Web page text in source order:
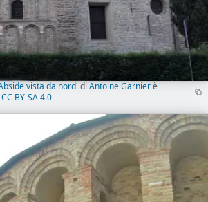
vista da nord'diAntoine Garnierè
CC BY-SA 4.0